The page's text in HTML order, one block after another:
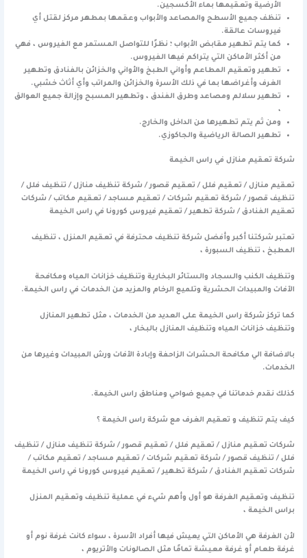
الأرضية وتعقيمها بماء الأكسجين.
تنظف جميع الأسطح والمصاعد والأبواب وعقمها بمطهر مركز لقتل أي
فيروسات عالقة.
كما يتم تطهير مقابض الأبواب ؛ نظرًا للتواصل المستمر مع الفيروس ، فهي
من أكثر الأماكن التي يتراكم فيها الفيروس.
تطهير وتعقيم المطاعم وأواني الطبخ والأواني والخزائن بالفنادق وتطهير
الغرف وأغراضها بما في ذلك الأسرة والخزائن والمراتب وأي أثاث خشبي.
تطهير سلالم ومصاعد وطرق الفندق ، وتطهير المسبح وإزالة جميع العوالق
،
ومن ثم يتم تطهيرها من الداخل والخارج.
تطهير الصالة الرياضية والجاكوزي.
شركة تعقيم منازل في راس الخيمة
تعقيم منازل / تعقيم فلل / تعقيم قصور / شركة تنظيف منازل / تنظيف فلل /
تنظيف قصور / شركة تعقيم شركات / تعقيم مساجد / تعقيم مكاتب / شركات
تعقيم الفنادق / شركة تطهير / تعقيم فيروس كورونا في راس الخيمة
تعتبر شركتنا أكبر وأفضل شركة تنظيف محترفة في تعقيم المنزل ، تنظيف
المطبخ ، تنظيف السبورة ،
وتنظيف الكنب والسجاد والستائر البخارية وتنظيف خزانات المياه ومكافحة
الآفات والمبيدات الحشرية وتلميع الرخام والمزيد من الخدمات في راس الخيمة.
كما تركز شركة راس الخيمة على العديد من الخدمات ، مثل تطهير المنازل
وتنظيف خزانات المياه وتنظيف المنازل بالبخار ،
بالاضافة الي مكافحة الحشرات الزاحفة وإبادة الآفات ورش المبيدات وغيرها من
الخدمات.
كذلك نقدم خدماتنا في جميع ضواحي ومناطق راس الخيمة.
كيف يتم تنظيف و تعقيم الغرف مع شركة راس الخيمة ؟
شركات تعقيم منازل / تعقيم فلل / تعقيم قصور / شركة تنظيف منازل / تنظيف
فلل / تنظيف قصور / شركة تعقيم شركات / تعقيم مساجد / تعقيم مكاتب /
شركات تعقيم الفنادق / شركة تطهير / تعقيم فيروس كورونا في راس الخيمة
تنظيف وتعقيم الغرفة هو أول وأهم شيء في عملية تنظيف وتعقيم المنزل
براس الخيمة ،
لأن الغرفة هي الأماكن التي يعيش فيها أفراد الأسرة ، سواء كانت غرفة نوم أو
غرفة طعام أو غرفة معيشة تمامًا مثل الصالونات والأتريوم ،